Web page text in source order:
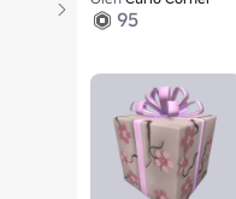
Hitam
95